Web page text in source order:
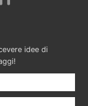
idee di